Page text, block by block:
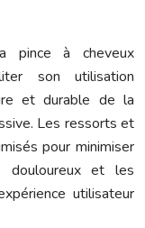
pince à cheveux
son utilisation
et durable de la
Les ressorts et
pour minimiser
douloureux et les
utilisateur